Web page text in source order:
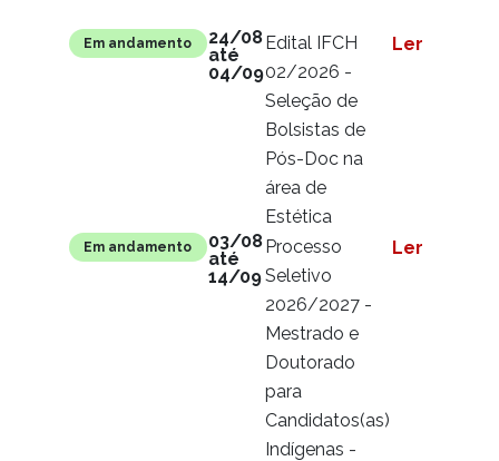
Em andamento
24/08
até
04/09
Edital IFCH
02/2026 -
Seleção de
Bolsistas de
Pós-Doc na
área de
Estética
Ler mais
Em andamento
03/08
até
14/09
Processo
Seletivo
2026/2027 -
Mestrado e
Doutorado
para
Candidatos(as)
Indígenas -
Ler mais